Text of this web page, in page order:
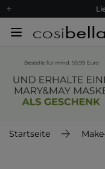
Empfehle uns
Versand
Empfehle uns
Startseite